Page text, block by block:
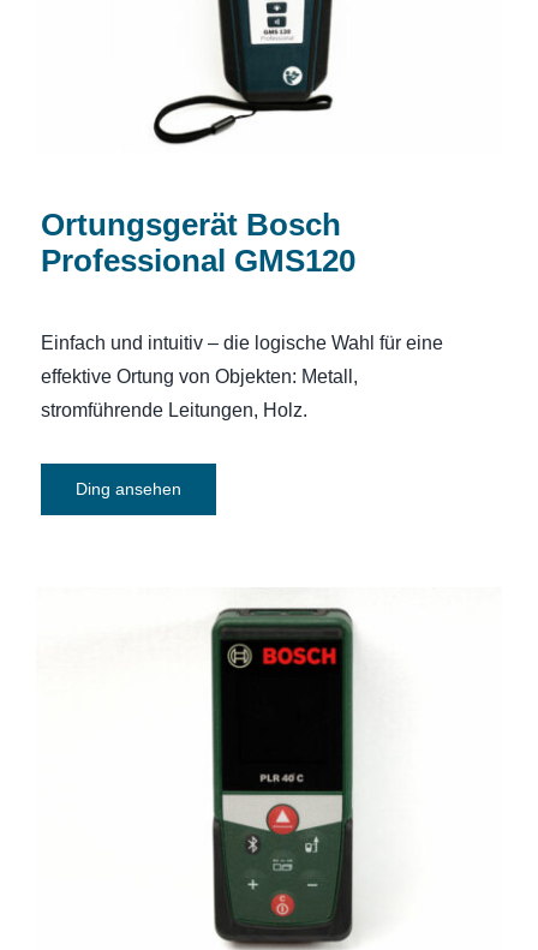
Ortungsgerät Bosch
Professional GMS120
Einfach und intuitiv – die logische Wahl für eine
effektive Ortung von Objekten: Metall,
stromführende Leitungen, Holz.
Ding ansehen
Entfernungsmesser PLR40C